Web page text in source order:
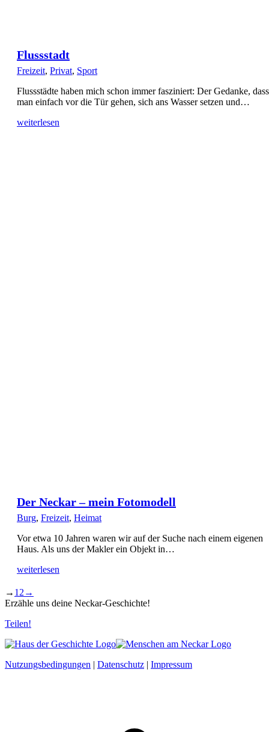
Flussstadt
Freizeit, Privat, Sport
Flussstädte haben mich schon immer fasziniert: Der Gedanke, dass
man einfach vor die Tür gehen, sich ans Wasser setzen und…
weiterlesen
Der Neckar – mein Fotomodell
Burg, Freizeit, Heimat
Vor etwa 10 Jahren waren wir auf der Suche nach einem eigenen
Haus. Als uns der Makler ein Objekt in…
weiterlesen
→ 1 2 →
Erzähle uns deine Neckar-Geschichte!
Teilen!
Nutzungsbedingungen | Datenschutz | Impressum